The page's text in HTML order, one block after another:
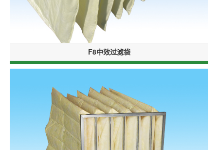
F8中效过滤袋